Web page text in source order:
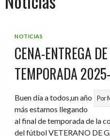
NOTICIAS
CENA-ENTREGA
TEMPORADA
Por
Buen día a todos,un año
más estamos llegando
al final de temporada de la
del fútbol VETERANO DE